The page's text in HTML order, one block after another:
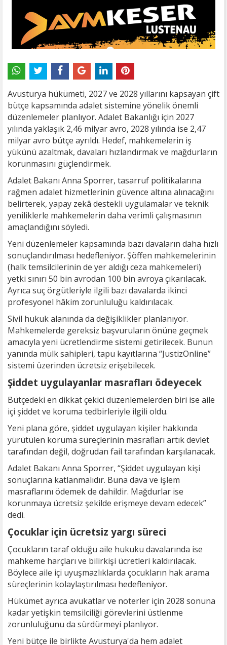
Avusturya hükümeti, 2027 ve 2028 yıllarını kapsayan çift
bütçe kapsamında adalet sistemine yönelik önemli
düzenlemeler planlıyor. Adalet Bakanlığı için 2027
yılında yaklaşık 2,46 milyar avro, 2028 yılında ise 2,47
milyar avro bütçe ayrıldı. Hedef, mahkemelerin iş
yükünü azaltmak, davaları hızlandırmak ve mağdurların
korunmasını güçlendirmek.
Adalet Bakanı Anna Sporrer, tasarruf politikalarına
rağmen adalet hizmetlerinin güvence altına alınacağını
belirterek, yapay zekâ destekli uygulamalar ve teknik
yeniliklerle mahkemelerin daha verimli çalışmasının
amaçlandığını söyledi.
Yeni düzenlemeler kapsamında bazı davaların daha hızlı
sonuçlandırılması hedefleniyor. Şöffen mahkemelerinin
(halk temsilcilerinin de yer aldığı ceza mahkemeleri)
yetki sınırı 50 bin avrodan 100 bin avroya çıkarılacak.
Ayrıca suç örgütleriyle ilgili bazı davalarda ikinci
profesyonel hâkim zorunluluğu kaldırılacak.
Sivil hukuk alanında da değişiklikler planlanıyor.
Mahkemelerde gereksiz başvuruların önüne geçmek
amacıyla yeni ücretlendirme sistemi getirilecek. Bunun
yanında mülk sahipleri, tapu kayıtlarına “JustizOnline”
sistemi üzerinden ücretsiz erişebilecek.
Şiddet uygulayanlar masrafları ödeyecek
Bütçedeki en dikkat çekici düzenlemelerden biri ise aile
içi şiddet ve koruma tedbirleriyle ilgili oldu.
Yeni plana göre, şiddet uygulayan kişiler hakkında
yürütülen koruma süreçlerinin masrafları artık devlet
tarafından değil, doğrudan fail tarafından karşılanacak.
Adalet Bakanı Anna Sporrer, “Şiddet uygulayan kişi
sonuçlarına katlanmalıdır. Buna dava ve işlem
masraflarını ödemek de dahildir. Mağdurlar ise
korunmaya ücretsiz şekilde erişmeye devam edecek”
dedi.
Çocuklar için ücretsiz yargı süreci
Çocukların taraf olduğu aile hukuku davalarında ise
mahkeme harçları ve bilirkişi ücretleri kaldırılacak.
Böylece aile içi uyuşmazlıklarda çocukların hak arama
süreçlerinin kolaylaştırılması hedefleniyor.
Hükümet ayrıca avukatlar ve noterler için 2028 sonuna
kadar yetişkin temsilciliği görevlerini üstlenme
zorunluluğunu da sürdürmeyi planlıyor.
Yeni bütçe ile birlikte Avusturya'da hem adalet